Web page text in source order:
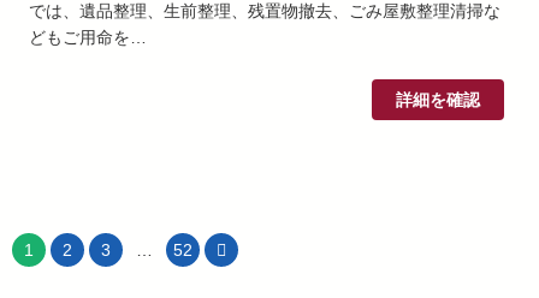
では、遺品整理、生前整理、残置物撤去、ごみ屋敷整理清掃な
どもご用命を…
詳細を確認
1 2 3 52